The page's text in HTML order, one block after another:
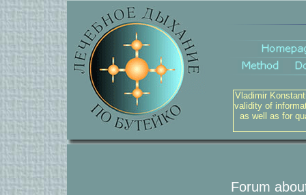
Vladimir
validity of
as well as for
Forum